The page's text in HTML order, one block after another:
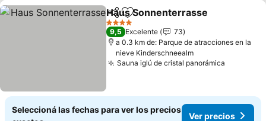
CompartirAñadir a favoritos
Haus Sonnenterrasse
4 Estrellas
9,5 Excelente
73
a 0.3 km de: Parque de atracciones en la
nieve Kinderschneealm
Sauna iglú de cristal panorámica
Seleccioná las fechas para ver los precios
Ver precios